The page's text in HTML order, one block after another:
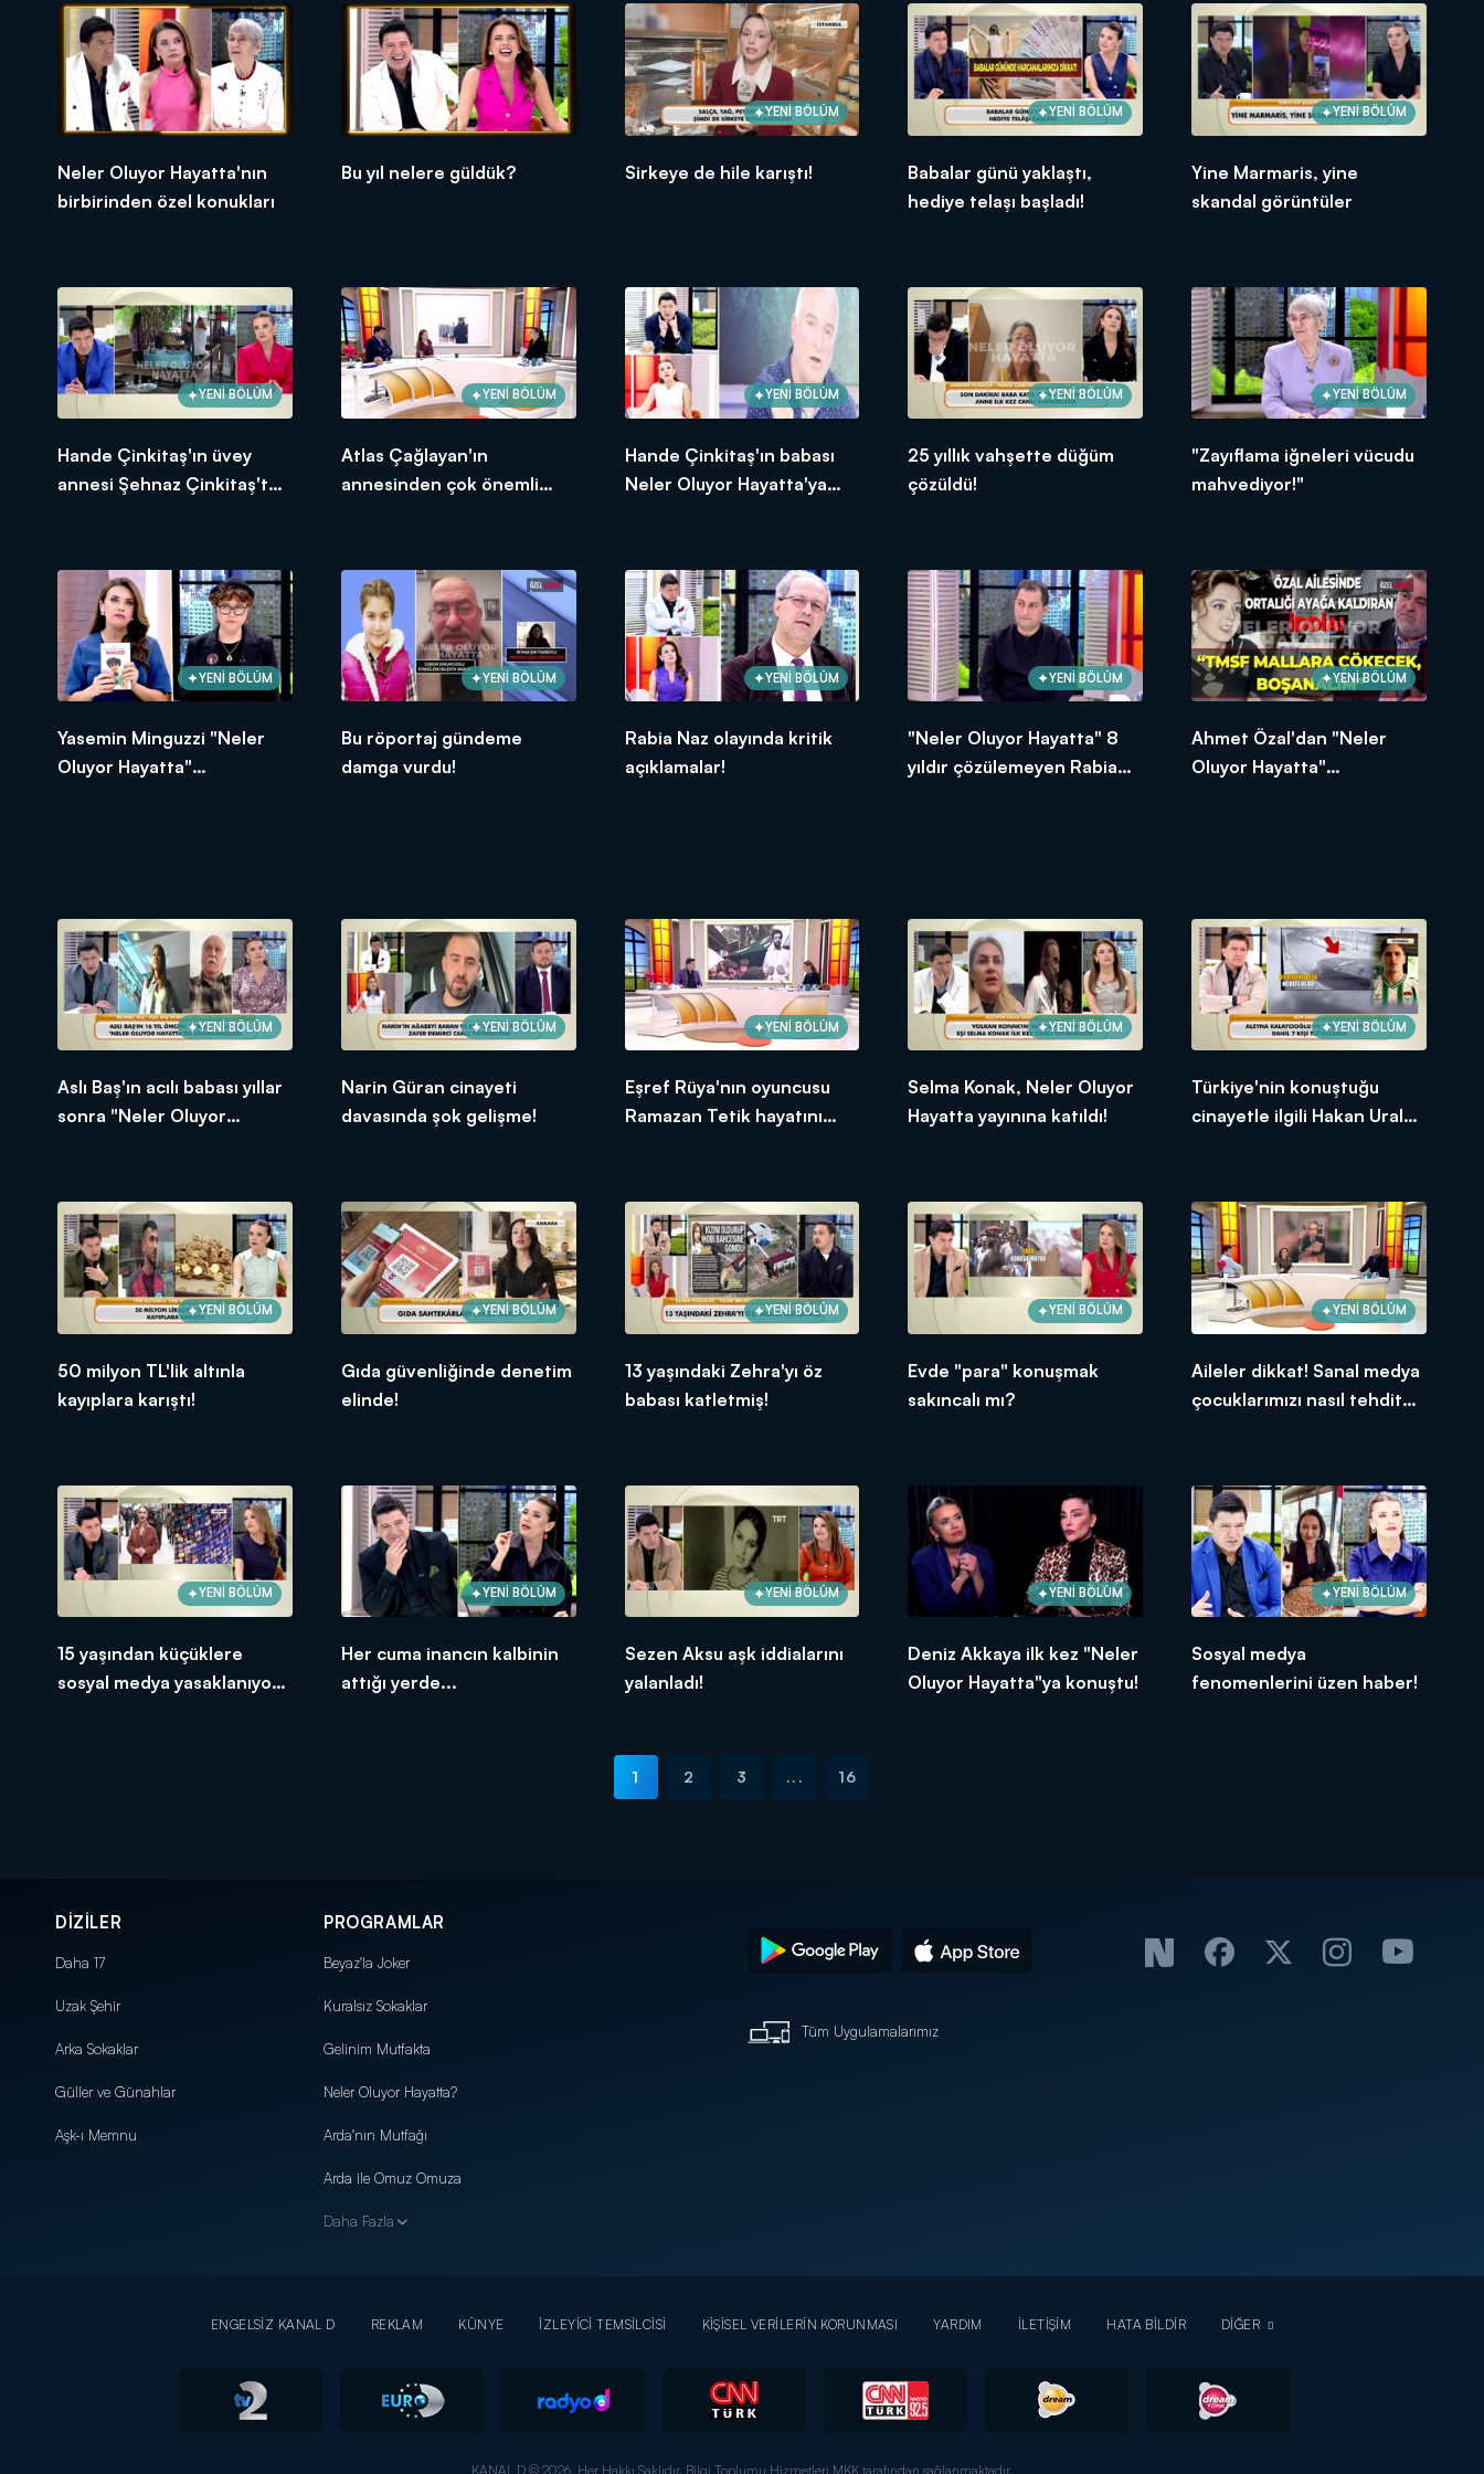
Neler Oluyor Hayatta'nın
birbirinden özel konukları
Bu yıl nelere güldük?
YENİ BÖLÜM
Sirkeye de hile karıştı!
YENİ BÖLÜM
Babalar günü yaklaştı,
hediye telaşı başladı!
YENİ BÖLÜM
Yine Marmaris, yine
skandal görüntüler
YENİ BÖLÜM
Hande Çinkitaş'ın üvey
annesi Şehnaz Çinkitaş'tan
YENİ BÖLÜM
Atlas Çağlayan'ın
annesinden çok önemli
YENİ BÖLÜM
Hande Çinkitaş'ın babası
Neler Oluyor Hayatta'ya
YENİ BÖLÜM
25 yıllık vahşette düğüm
çözüldü!
YENİ BÖLÜM
"Zayıflama iğneleri vücudu
mahvediyor!"
YENİ BÖLÜM
Yasemin Minguzzi "Neler
Oluyor Hayatta"
YENİ BÖLÜM
Bu röportaj gündeme
damga vurdu!
YENİ BÖLÜM
Rabia Naz olayında kritik
açıklamalar!
YENİ BÖLÜM
"Neler Oluyor Hayatta" 8
yıldır çözülemeyen Rabia
YENİ BÖLÜM
Ahmet Özal'dan "Neler
Oluyor Hayatta"
YENİ BÖLÜM
Aslı Baş'ın acılı babası yıllar
sonra "Neler Oluyor
YENİ BÖLÜM
Narin Güran cinayeti
davasında şok gelişme!
YENİ BÖLÜM
Eşref Rüya'nın oyuncusu
Ramazan Tetik hayatını
YENİ BÖLÜM
Selma Konak, Neler Oluyor
Hayatta yayınına katıldı!
YENİ BÖLÜM
Türkiye'nin konuştuğu
cinayetle ilgili Hakan Ural
YENİ BÖLÜM
50 milyon TL'lik altınla
kayıplara karıştı!
YENİ BÖLÜM
Gıda güvenliğinde denetim
elinde!
YENİ BÖLÜM
13 yaşındaki Zehra'yı öz
babası katletmiş!
YENİ BÖLÜM
Evde "para" konuşmak
sakıncalı mı?
YENİ BÖLÜM
Aileler dikkat! Sanal medya
çocuklarımızı nasıl tehdit
YENİ BÖLÜM
15 yaşından küçüklere
sosyal medya yasaklanıyor
YENİ BÖLÜM
Her cuma inancın kalbinin
attığı yerde...
YENİ BÖLÜM
Sezen Aksu aşk iddialarını
yalanladı!
YENİ BÖLÜM
Deniz Akkaya ilk kez "Neler
Oluyor Hayatta"ya konuştu!
YENİ BÖLÜM
Sosyal medya
fenomenlerini üzen haber!
1 2 3 ... 16
DİZİLER
Daha 17
Uzak Şehir
Arka Sokaklar
Güller ve Günahlar
Aşk-ı Memnu
PROGRAMLAR
Beyaz'la Joker
Kuralsız Sokaklar
Gelinim Mutfakta
Neler Oluyor Hayatta?
Arda'nın Mutfağı
Arda ile Omuz Omuza
Daha Fazla
Tüm Uygulamalarımız
ENGELSİZ KANAL D REKLAM KÜNYE İZLEYİCİ TEMSİLCİSİ KİŞİSEL VERİLERİN KORUNMASI YARDIM İLETİŞİM HATA BİLDİR DİĞER
KANAL D © 2026. Her Hakkı Saklıdır. Bilgi Toplumu Hizmetleri MKK tarafından sağlanmaktadır.